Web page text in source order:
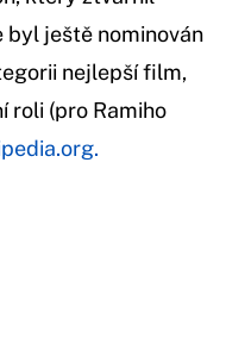
byl ještě nominován
nejlepší film,
roli (pro Ramiho